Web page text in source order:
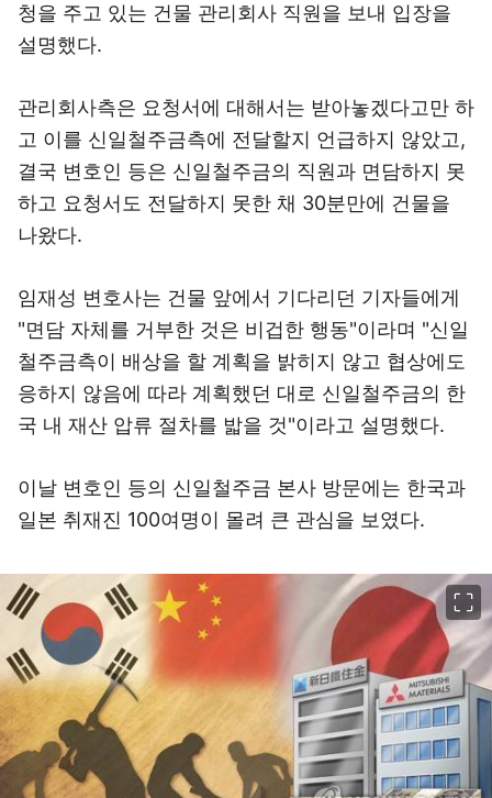
청을 주고 있는 건물 관리회사 직원을 보내 입장을
설명했다.
관리회사측은 요청서에 대해서는 받아놓겠다고만 하
고 이를 신일철주금측에 전달할지 언급하지 않았고,
결국 변호인 등은 신일철주금의 직원과 면담하지 못
하고 요청서도 전달하지 못한 채 30분만에 건물을
나왔다.
임재성 변호사는 건물 앞에서 기다리던 기자들에게
"면담 자체를 거부한 것은 비겁한 행동"이라며 "신일
철주금측이 배상을 할 계획을 밝히지 않고 협상에도
응하지 않음에 따라 계획했던 대로 신일철주금의 한
국 내 재산 압류 절차를 밟을 것"이라고 설명했다.
이날 변호인 등의 신일철주금 본사 방문에는 한국과
일본 취재진 100여명이 몰려 큰 관심을 보였다.